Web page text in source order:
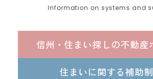
信州・住まい探しの不動産
住まいに関する補助